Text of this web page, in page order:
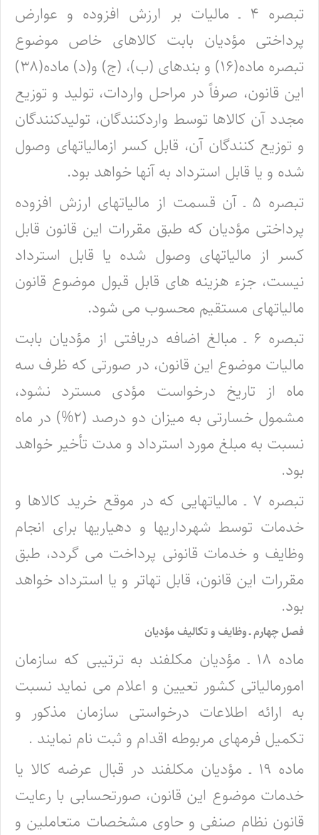
تبصره ۴ ـ مالیات بر ارزش افزوده و عوارض
پرداختی مؤدیان بابت کالاهای خاص موضوع
تبصره ماده(۱۶) و بندهای (ب)، (ج) و(د) ماده(۳۸)
این قانون، صرفاً در مراحل واردات، تولید و توزیع
مجدد آن کالاها توسط واردکنندگان، تولیدکنندگان
و توزیع کنندگان آن، قابل کسر ازمالیاتهای وصول
شده و یا قابل استرداد به آنها خواهد بود.
تبصره ۵ ـ آن قسمت از مالیاتهای ارزش افزوده
پرداختی مؤدیان که طبق مقررات این قانون قابل
کسر از مالیاتهای وصول شده یا قابل استرداد
نیست، جزء هزینه های قابل قبول موضوع قانون
مالیاتهای مستقیم محسوب می شود.
تبصره ۶ ـ مبالغ اضافه دریافتی از مؤدیان بابت
مالیات موضوع این قانون، در صورتی که ظرف سه
ماه از تاریخ درخواست مؤدی مسترد نشود،
مشمول خسارتی به میزان دو درصد (۲%) در ماه
نسبت به مبلغ مورد استرداد و مدت تأخیر خواهد
بود.
تبصره ۷ ـ مالیاتهایی که در موقع خرید کالاها و
خدمات توسط شهرداریها و دهیاریها برای انجام
وظایف و خدمات قانونی پرداخت می گردد، طبق
مقررات این قانون، قابل تهاتر و یا استرداد خواهد
بود.
فصل چهارم ـ وظایف و تکالیف مؤدیان
ماده ۱۸ ـ مؤدیان مکلفند به ترتیبی که سازمان
امورمالیاتی کشور تعیین و اعلام می نماید نسبت
به ارائه اطلاعات درخواستی سازمان مذکور و
تکمیل فرمهای مربوطه اقدام و ثبت نام نمایند .
ماده ۱۹ ـ مؤدیان مکلفند در قبال عرضه کالا یا
خدمات موضوع این قانون، صورتحسابی با رعایت
قانون نظام صنفی و حاوی مشخصات متعاملین و